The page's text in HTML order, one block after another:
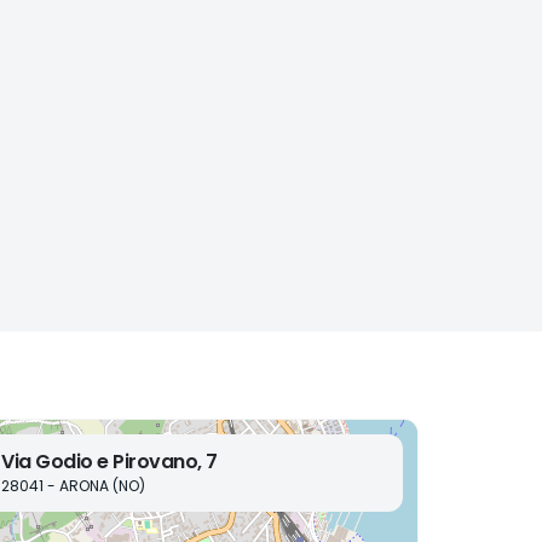
Via Godio e Pirovano, 7
28041 - ARONA (NO)